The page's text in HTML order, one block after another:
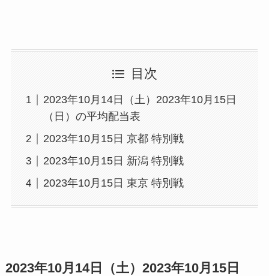
目次
2023年10月14日（土）2023年10月15日
（日）の平均配当表
2023年10月15日 京都 特別戦
2023年10月15日 新潟 特別戦
2023年10月15日 東京 特別戦
2023年10月14日（土）2023年10月15日